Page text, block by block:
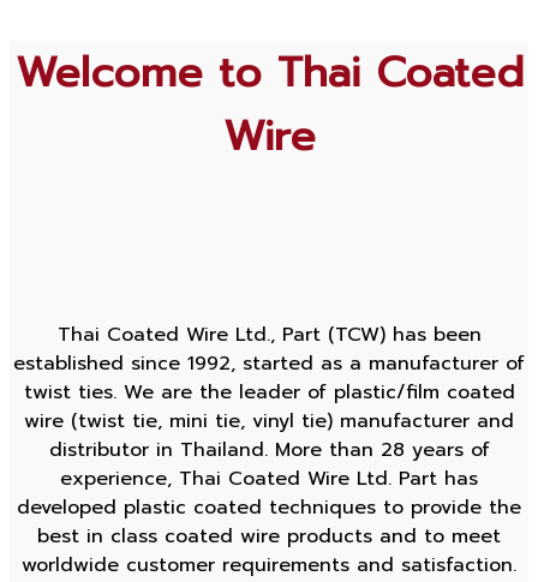
Welcome to Thai Coated
Wire
Thai Coated Wire Ltd., Part (TCW) has been
established since 1992, started as a manufacturer of
twist ties. We are the leader of plastic/film coated
wire (twist tie, mini tie, vinyl tie) manufacturer and
distributor in Thailand. More than 28 years of
experience, Thai Coated Wire Ltd. Part has
developed plastic coated techniques to provide the
best in class coated wire products and to meet
worldwide customer requirements and satisfaction.